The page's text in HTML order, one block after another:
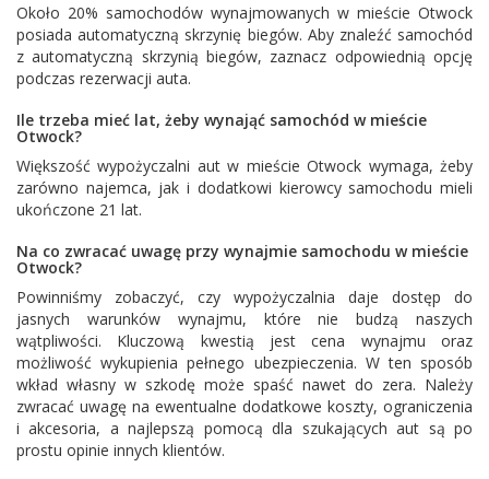
Około 20% samochodów wynajmowanych w mieście Otwock
posiada automatyczną skrzynię biegów. Aby znaleźć samochód
z automatyczną skrzynią biegów, zaznacz odpowiednią opcję
podczas rezerwacji auta.
Ile trzeba mieć lat, żeby wynająć samochód w mieście
Otwock?
Większość wypożyczalni aut w mieście Otwock wymaga, żeby
zarówno najemca, jak i dodatkowi kierowcy samochodu mieli
ukończone 21 lat.
Na co zwracać uwagę przy wynajmie samochodu w mieście
Otwock?
Powinniśmy zobaczyć, czy wypożyczalnia daje dostęp do
jasnych warunków wynajmu, które nie budzą naszych
wątpliwości. Kluczową kwestią jest cena wynajmu oraz
możliwość wykupienia pełnego ubezpieczenia. W ten sposób
wkład własny w szkodę może spaść nawet do zera. Należy
zwracać uwagę na ewentualne dodatkowe koszty, ograniczenia
i akcesoria, a najlepszą pomocą dla szukających aut są po
prostu opinie innych klientów.